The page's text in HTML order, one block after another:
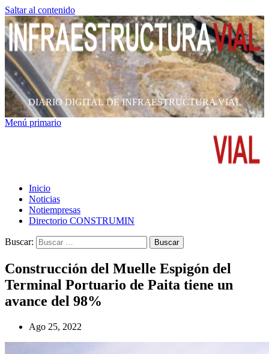
Saltar al contenido
DIARIO DIGITAL DE INFRAESTRUCTURA VIAL
Menú primario
Inicio
Noticias
Notiempresas
Directorio CONSTRUMIN
Buscar:
Construcción del Muelle Espigón del
Terminal Portuario de Paita tiene un
avance del 98%
Ago 25, 2022